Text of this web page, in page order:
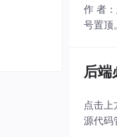
作 者
号置顶
后端
点击
源代码